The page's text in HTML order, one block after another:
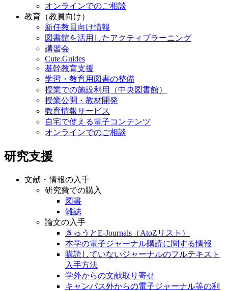
オンラインでのご相談
教育（教員向け）
新任教員向け情報
図書館を活用したアクティブラーニング
講習会
Cute.Guides
基幹教育支援
学習・教育用図書の整備
授業での施設利用（中央図書館）
授業公開・教材開発
教育情報サービス
自宅で使える電子コンテンツ
オンラインでのご相談
研究支援
文献・情報の入手
研究費での購入
図書
雑誌
論文の入手
きゅうとE-Journals（AtoZリスト）
本学の電子ジャーナル購読に関する情報
購読していないジャーナルのフルテキスト
入手方法
学外からの文献取り寄せ
キャンパス外からの電子ジャーナル等の利